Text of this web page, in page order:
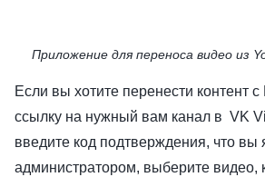
Приложение для переноса видео из
Если вы хотите перенести контент
ссылку на нужный вам канал в VK
введите код подтверждения, что вы
администратором, выберите видео,